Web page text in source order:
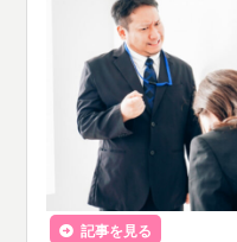
記事を見る